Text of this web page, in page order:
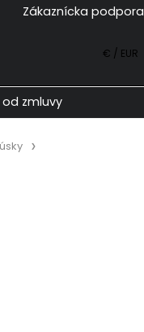
€ / EUR
zmluvy